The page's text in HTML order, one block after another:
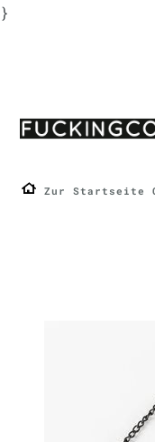
}
Zur Startseite